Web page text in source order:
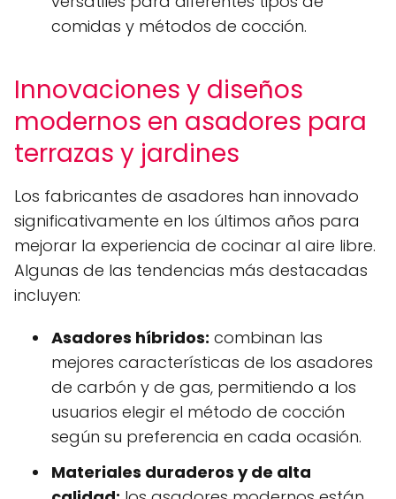
comidas y métodos de cocción.
Innovaciones y diseños
modernos en asadores para
terrazas y jardines
Los fabricantes de asadores han innovado
significativamente en los últimos años para
mejorar la experiencia de cocinar al aire libre.
Algunas de las tendencias más destacadas
incluyen:
Asadores híbridos: combinan las
mejores características de los asadores
de carbón y de gas, permitiendo a los
usuarios elegir el método de cocción
según su preferencia en cada ocasión.
Materiales duraderos y de alta